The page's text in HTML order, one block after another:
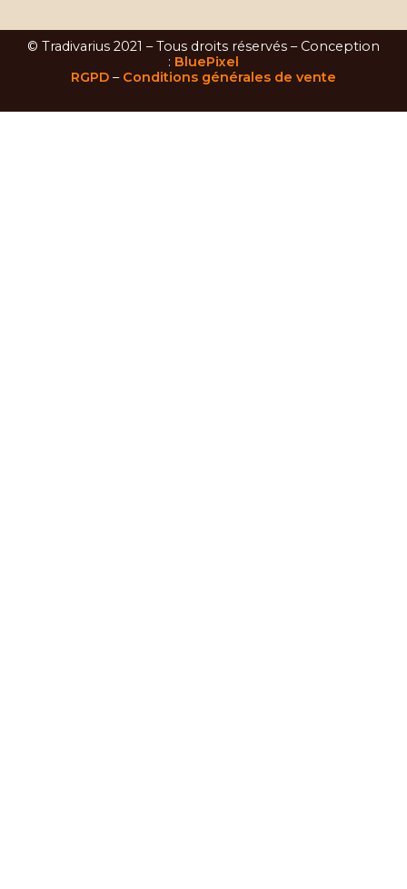
© Tradivarius 2021 – Tous droits réservés – Conception
: BluePixel
RGPD – Conditions générales de vente